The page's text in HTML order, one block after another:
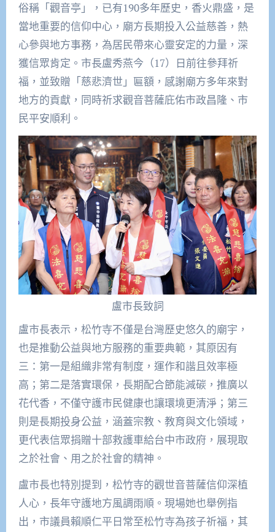
俗稱「觀音亭」，已有190多年歷史，香火鼎盛，是
當地重要的信仰中心，廟方長期投入公益慈善，熱
心參與地方事務，為居民帶來心靈安定的力量，深
獲信眾肯定。市長盧秀燕今（17）日前往參拜祈
福，並致贈「慈悲濟世」匾額，感謝廟方多年來對
地方的貢獻，同時祈求觀音菩薩庇佑市政昌隆、市
民平安順利。
盧市長致詞
盧市長表示，松竹寺不僅是台灣歷史悠久的廟宇，
也是推動公益與地方服務的重要典範，其原因有
三：第一是組織非常有制度，運作和諧且效率極
高；第二是落實環保，長期配合節能減碳，推廣以
花代香，不僅守護市民健康也讓環境更清淨；第三
則是長期投身公益，涵蓋宗教、教育與文化領域，
更代表信眾捐贈十部救護車給台中市政府，展現取
之於社會、用之於社會的精神。
盧市長也特別提到，松竹寺的觀世音菩薩信仰深植
人心，長年守護地方風調雨順。現場她也舉例指
出，市議員賴順仁平日常至松竹寺為孩子祈福，其